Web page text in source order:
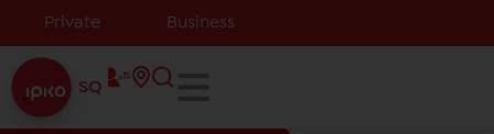
Private Business
SQ